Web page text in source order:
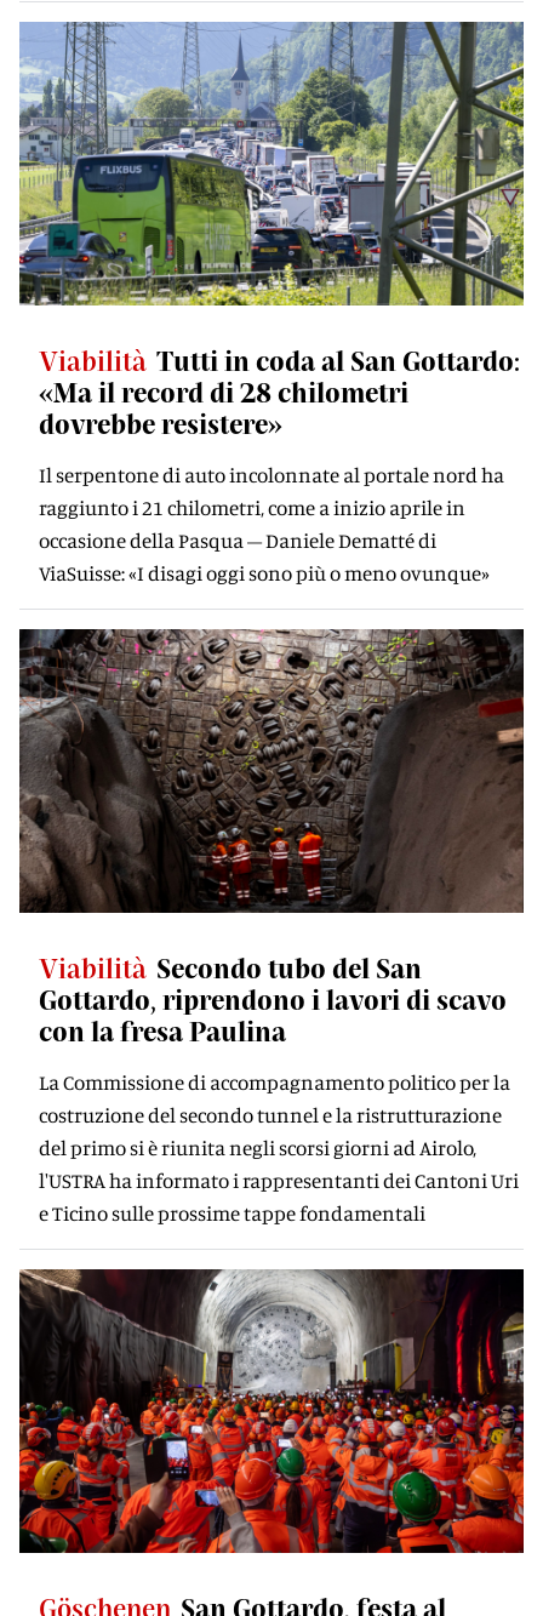
Viabilità Tutti in coda al San Gottardo:
«Ma il record di 28 chilometri
dovrebbe resistere»
Il serpentone di auto incolonnate al portale nord ha
raggiunto i 21 chilometri, come a inizio aprile in
occasione della Pasqua – Daniele Dematté di
ViaSuisse: «I disagi oggi sono più o meno ovunque»
Viabilità Secondo tubo del San
Gottardo, riprendono i lavori di scavo
con la fresa Paulina
La Commissione di accompagnamento politico per la
costruzione del secondo tunnel e la ristrutturazione
del primo si è riunita negli scorsi giorni ad Airolo,
l'USTRA ha informato i rappresentanti dei Cantoni Uri
e Ticino sulle prossime tappe fondamentali
Göschenen San Gottardo, festa al